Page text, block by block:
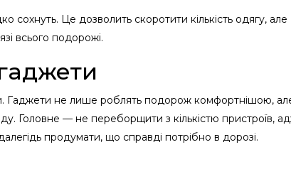
сохнуть. Це дозволить скоротити кількість одягу, але
всього подорожі.
Гаджети не лише роблять подорож комфортнішою,
Головне — не переборщити з кількістю пристроїв,
продумати, що справді потрібно в дорозі.